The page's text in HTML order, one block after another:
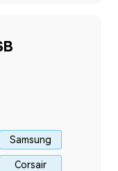
Samsung
Corsair